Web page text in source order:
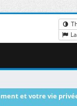
et votre vie